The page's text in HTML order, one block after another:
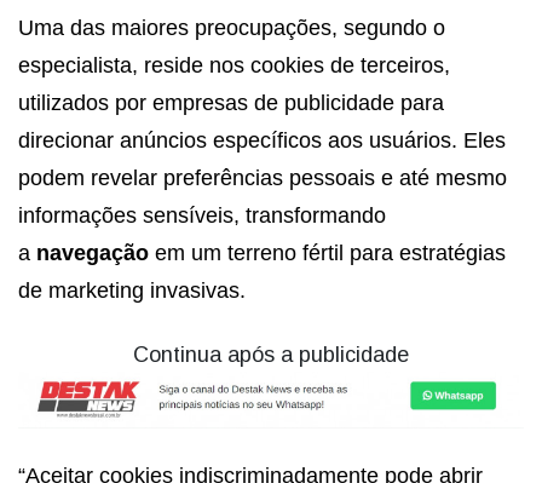
Uma das maiores preocupações, segundo o
especialista, reside nos cookies de terceiros,
utilizados por empresas de publicidade para
direcionar anúncios específicos aos usuários. Eles
podem revelar preferências pessoais e até mesmo
informações sensíveis, transformando
a navegação em um terreno fértil para estratégias
de marketing invasivas.
Continua após a publicidade
“Aceitar cookies indiscriminadamente pode abrir